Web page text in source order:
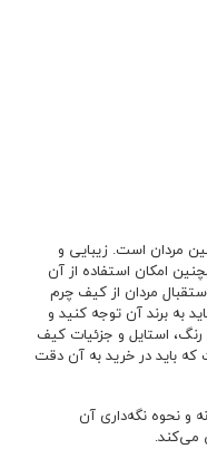
مردان است. زیبایی و
امکان استفاده از آن
مردان از کیف چرم
به برند آن توجه کنید و
رنگ، استایل و جزئیات کیف
باید در خرید به آن دقت
و نحوه نگه‌داری آن
می‌کند.